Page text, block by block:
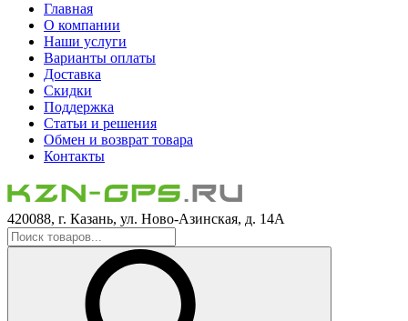
Главная
О компании
Наши услуги
Варианты оплаты
Доставка
Скидки
Поддержка
Статьи и решения
Обмен и возврат товара
Контакты
420088, г. Казань, ул. Ново-Азинская, д. 14А